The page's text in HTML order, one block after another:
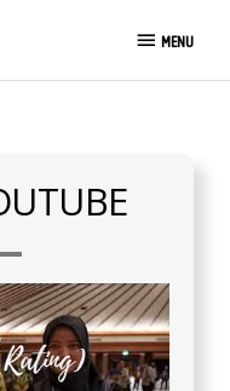
MENU
MENU